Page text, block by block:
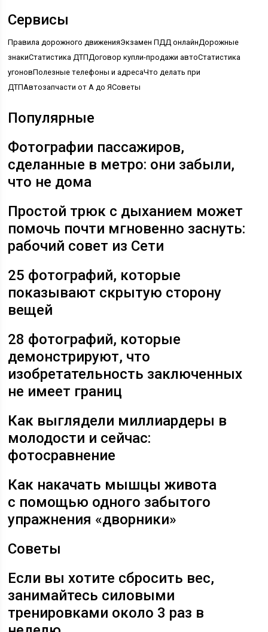
Сервисы
Правила дорожного движенияЭкзамен ПДД онлайнДорожные
знакиСтатистика ДТПДоговор купли-продажи автоСтатистика
угоновПолезные телефоны и адресаЧто делать при
ДТПАвтозапчасти от А до ЯСоветы
Популярные
Фотографии пассажиров,
сделанные в метро: они забыли,
что не дома
Простой трюк с дыханием может
помочь почти мгновенно заснуть:
рабочий совет из Сети
25 фотографий, которые
показывают скрытую сторону
вещей
28 фотографий, которые
демонстрируют, что
изобретательность заключенных
не имеет границ
Как выглядели миллиардеры в
молодости и сейчас:
фотосравнение
Как накачать мышцы живота
с помощью одного забытого
упражнения «дворники»
Советы
Если вы хотите сбросить вес,
занимайтесь силовыми
тренировками около 3 раз в